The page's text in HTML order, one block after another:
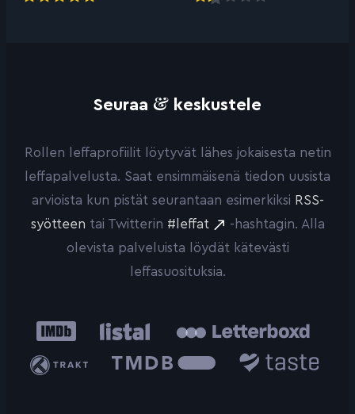
Seuraa & keskustele
Rollen leffaprofiilit löytyvät lähes jokaisesta netin
leffapalvelusta. Saat ensimmäisenä tiedon uusista
arvioista kun pistät seurantaan esimerkiksi RSS-
syötteen tai Twitterin #leffat
-hashtagin. Alla
olevista palveluista löydät kätevästi
leffasuosituksia.
IMDb Listal
Trakt